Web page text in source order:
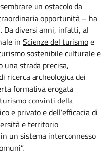
un ostacolo da
opportunità – ha
Da diversi anni, infatti, al
in Scienze del turismoe
sostenibile culturale e
una strada precisa,
ricerca archeologica dei
formativa erogata
convinti della
e privato e dell’efficacia di
e territorio
un sistema interconnesso